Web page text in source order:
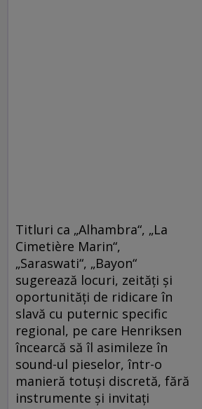
Titluri ca „Alhambra“, „La
Cimetière Marin“,
„Saraswati“, „Bayon“
sugerează locuri, zeităţi şi
oportunităţi de ridicare în
slavă cu puternic specific
regional, pe care Henriksen
încearcă să îl asimileze în
sound-ul pieselor, într-o
manieră totuşi discretă, fără
instrumente şi invitaţi